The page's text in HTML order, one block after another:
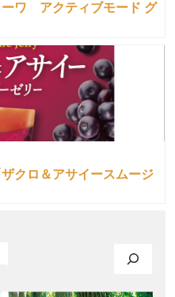
ーワ アクティブモード グ
クロ＆アサイースムージ